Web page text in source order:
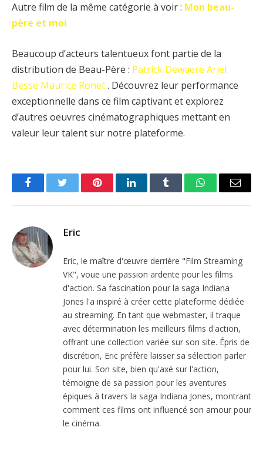
Autre film de la même catégorie à voir : Mon beau-
père et moi
Beaucoup d’acteurs talentueux font partie de la
distribution de Beau-Père : Patrick Dewaere Ariel
Besse Maurice Ronet. Découvrez leur performance
exceptionnelle dans ce film captivant et explorez
d’autres oeuvres cinématographiques mettant en
valeur leur talent sur notre plateforme.
FacebookTwitter PinterestLinkedInTumblr WhatsAppEmail
Eric
Eric, le maître d'œuvre derrière "Film Streaming
VK", voue une passion ardente pour les films
d'action. Sa fascination pour la saga Indiana
Jones l'a inspiré à créer cette plateforme dédiée
au streaming. En tant que webmaster, il traque
avec détermination les meilleurs films d'action,
offrant une collection variée sur son site. Épris de
discrétion, Eric préfère laisser sa sélection parler
pour lui. Son site, bien qu'axé sur l'action,
témoigne de sa passion pour les aventures
épiques à travers la saga Indiana Jones, montrant
comment ces films ont influencé son amour pour
le cinéma.